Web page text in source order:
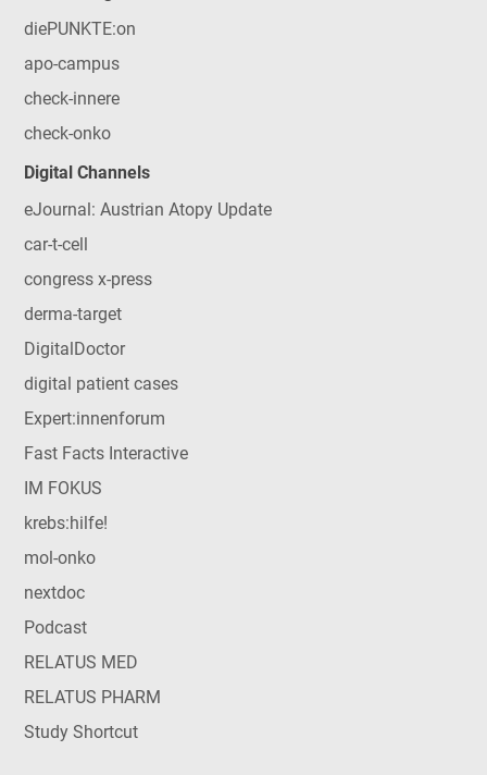
diePUNKTE:on
apo-campus
check-innere
check-onko
Digital Channels
eJournal: Austrian Atopy Update
car-t-cell
congress x-press
derma-target
DigitalDoctor
digital patient cases
Expert:innenforum
Fast Facts Interactive
IM FOKUS
krebs:hilfe!
mol-onko
nextdoc
Podcast
RELATUS MED
RELATUS PHARM
Study Shortcut